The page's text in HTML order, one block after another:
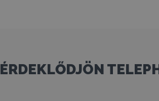
ÉRDEKLŐDJÖN